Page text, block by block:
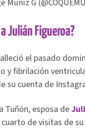
Muñíz G
Julián Figueroa?
el pasado
y fibrilación
su cuenta de
Tuñón, esposa de
de visitas de